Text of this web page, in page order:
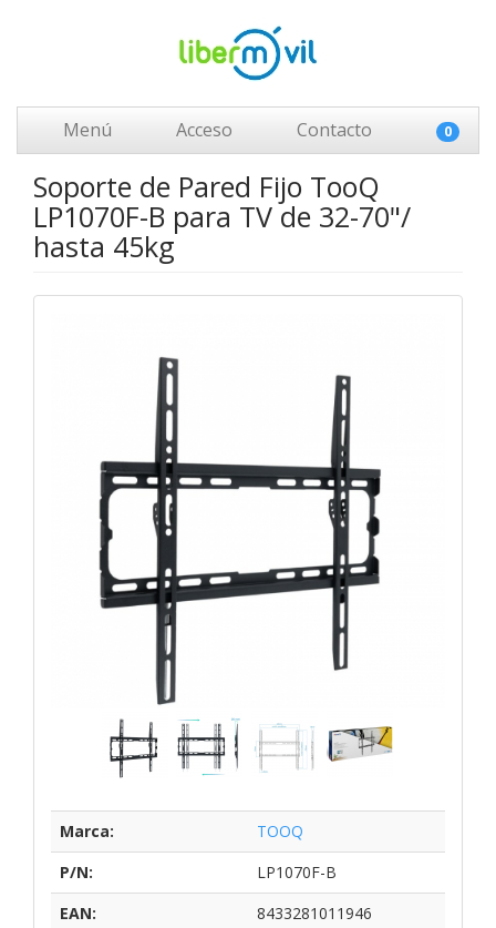
Menú Acceso Contacto 0
Soporte de Pared Fijo TooQ
LP1070F-B para TV de 32-70"/
hasta 45kg
Marca:
TOOQ
P/N:
LP1070F-B
EAN:
8433281011946